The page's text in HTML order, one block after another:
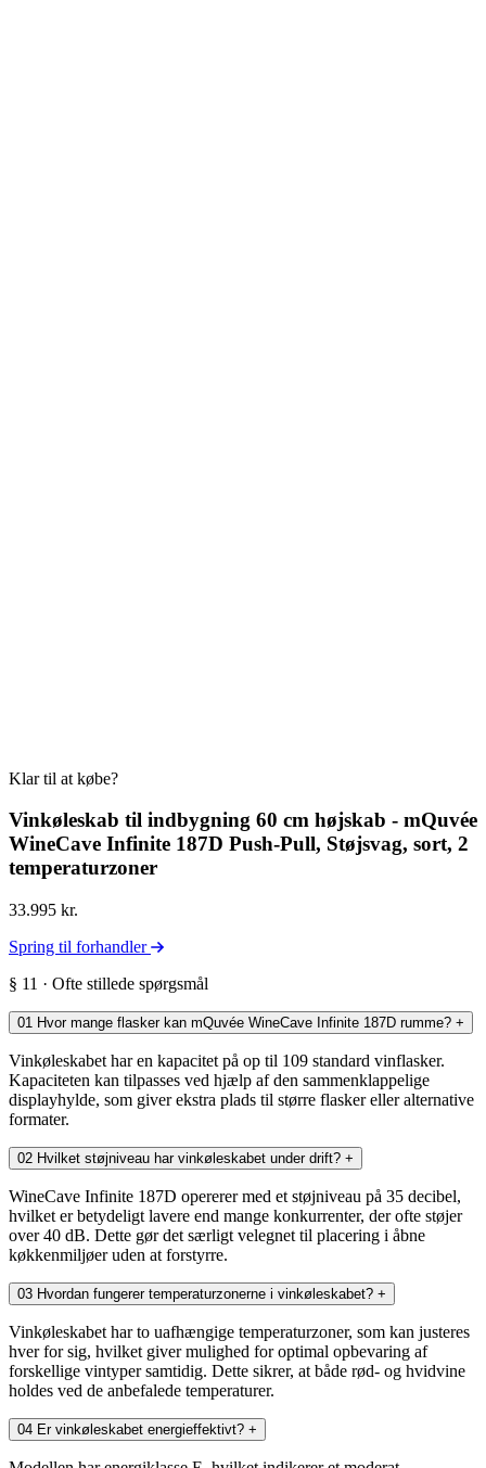
Klar til at købe?
Vinkøleskab til indbygning 60 cm højskab - mQuvée
WineCave Infinite 187D Push-Pull, Støjsvag, sort, 2
temperaturzoner
33.995 kr.
Spring til forhandler
§ 11 · Ofte stillede spørgsmål
01 Hvor mange flasker kan mQuvée WineCave Infinite 187D rumme? +
Vinkøleskabet har en kapacitet på op til 109 standard vinflasker.
Kapaciteten kan tilpasses ved hjælp af den sammenklappelige
displayhylde, som giver ekstra plads til større flasker eller alternative
formater.
02 Hvilket støjniveau har vinkøleskabet under drift? +
WineCave Infinite 187D opererer med et støjniveau på 35 decibel,
hvilket er betydeligt lavere end mange konkurrenter, der ofte støjer
over 40 dB. Dette gør det særligt velegnet til placering i åbne
køkkenmiljøer uden at forstyrre.
03 Hvordan fungerer temperaturzonerne i vinkøleskabet? +
Vinkøleskabet har to uafhængige temperaturzoner, som kan justeres
hver for sig, hvilket giver mulighed for optimal opbevaring af
forskellige vintyper samtidig. Dette sikrer, at både rød- og hvidvine
holdes ved de anbefalede temperaturer.
04 Er vinkøleskabet energieffektivt? +